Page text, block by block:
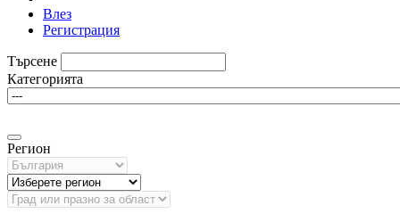
Влез
Регистрация
Търсене
Категорията
Регион